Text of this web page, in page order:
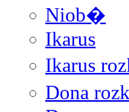
Niob�
Ikarus
Ikarus
Dona